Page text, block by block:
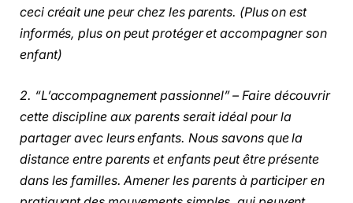
ceci créait une peur chez les parents. (Plus on est
informés, plus on peut protéger et accompagner son
enfant)
2. “L’accompagnement passionnel” – Faire découvrir
cette discipline aux parents serait idéal pour la
partager avec leurs enfants. Nous savons que la
distance entre parents et enfants peut être présente
dans les familles. Amener les parents à participer en